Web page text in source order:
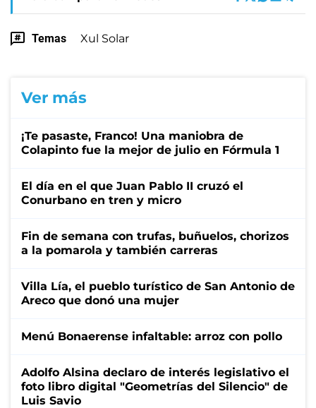
Temas Xul Solar
Ver más
¡Te pasaste, Franco! Una maniobra de
Colapinto fue la mejor de julio en Fórmula 1
El día en el que Juan Pablo II cruzó el
Conurbano en tren y micro
Fin de semana con trufas, buñuelos, chorizos
a la pomarola y también carreras
Villa Lía, el pueblo turístico de San Antonio de
Areco que donó una mujer
Menú Bonaerense infaltable: arroz con pollo
Adolfo Alsina declaro de interés legislativo el
foto libro digital "Geometrías del Silencio" de
Luis Savio